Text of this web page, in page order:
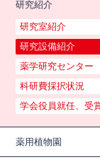
研究紹介
研究室紹介
研究設備紹介
薬学研究センター
科研費採択状況
学会役員就任、受
薬用植物園